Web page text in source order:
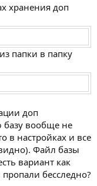
хранения доп
папки в папку
доп
вообще не
в настройках и все
Файл базы
вариант как
бесследно?